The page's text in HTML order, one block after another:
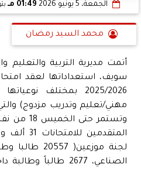
الجمعة، 5 يونيو 2026 01:49 مـ
محمد السيد رمضان
أتمت مديرية التربية والتعليم
سويف، استعداداتها لعقد
وتستمر